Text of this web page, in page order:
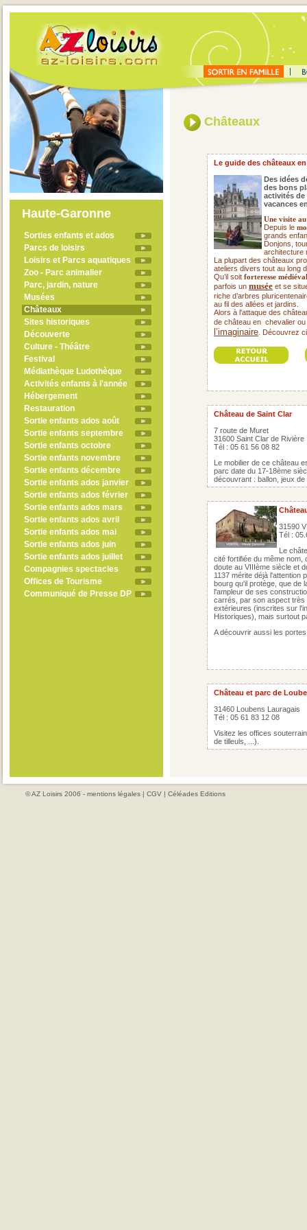
Haute-Garonne
Sorties enfants et ados
Parcs de loisirs
Loisirs et Parcs aquatiques
Zoo - Parc animalier
Parc, jardin, nature
Musées
Châteaux
Sites historiques
Découverte
Culture - Théâtre
Festival
Médiathèque Ludothèque
Activités enfants à l'année
Hébergement
Restauration
Sortie enfants ados août
Sortie enfants septembre
Sortie enfants octobre
Sortie enfants novembre
Sortie enfants décembre
Sortie enfants ados janvier
Sortie enfants ados février
Sortie enfants ados mars
Sortie enfants ados avril
Sortie enfants ados mai
Sortie enfants ados juin
Sortie enfants ados juillet
Compagnies spectacles
Offices de Tourisme
Communiqué de Presse DP
Châteaux
Le guide des châteaux
Des idées
des bons
activités de
vacances
Une visite
Depuis le
grands
Donjons,
architecture
La plupart des châteaux
ateliers divers tout au long
Qu’il soit forteresse
parfois un musée et se
riche d’arbres
au fil des allées et jardins.
Alors à l'attaque des
de château en chevalier
l’imaginaire Découvrez
Château de Saint Clar
7 route de Muret
31600 Saint Clar de Rivière
Tél : 05 61 56 08 82
Le mobilier de ce château
parc date du 17-18ème
découvrant : ballon, jeux
31590
Tél :
Le
cité fortifiée du même nom,
doute au VIIIème siècle et
1137 mérite déjà l'attention
bourg qu'il protège, que de
l'ampleur de ses
carrés, par son aspect très
extérieures (inscrites sur
Historiques), mais surtout
A découvrir aussi les
Château et parc de
31460 Loubens Lauragais
Tél : 05 61 83 12 08
Visitez les offices
de tilleuls, ...).
© AZ Loisirs 2006 - mentions légales | CGV | Céléades Editions